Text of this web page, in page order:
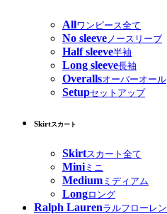
Allワンピース全て
No sleeve ノースリーブ
Half sleeve半袖
Long sleeve長袖
Overallsオーバーオール
Setupセットアップ
Skirtスカート
Skirtスカート全て
Miniミニ
Medium ミディアム
Longロング
Ralph Laurenラルフローレン